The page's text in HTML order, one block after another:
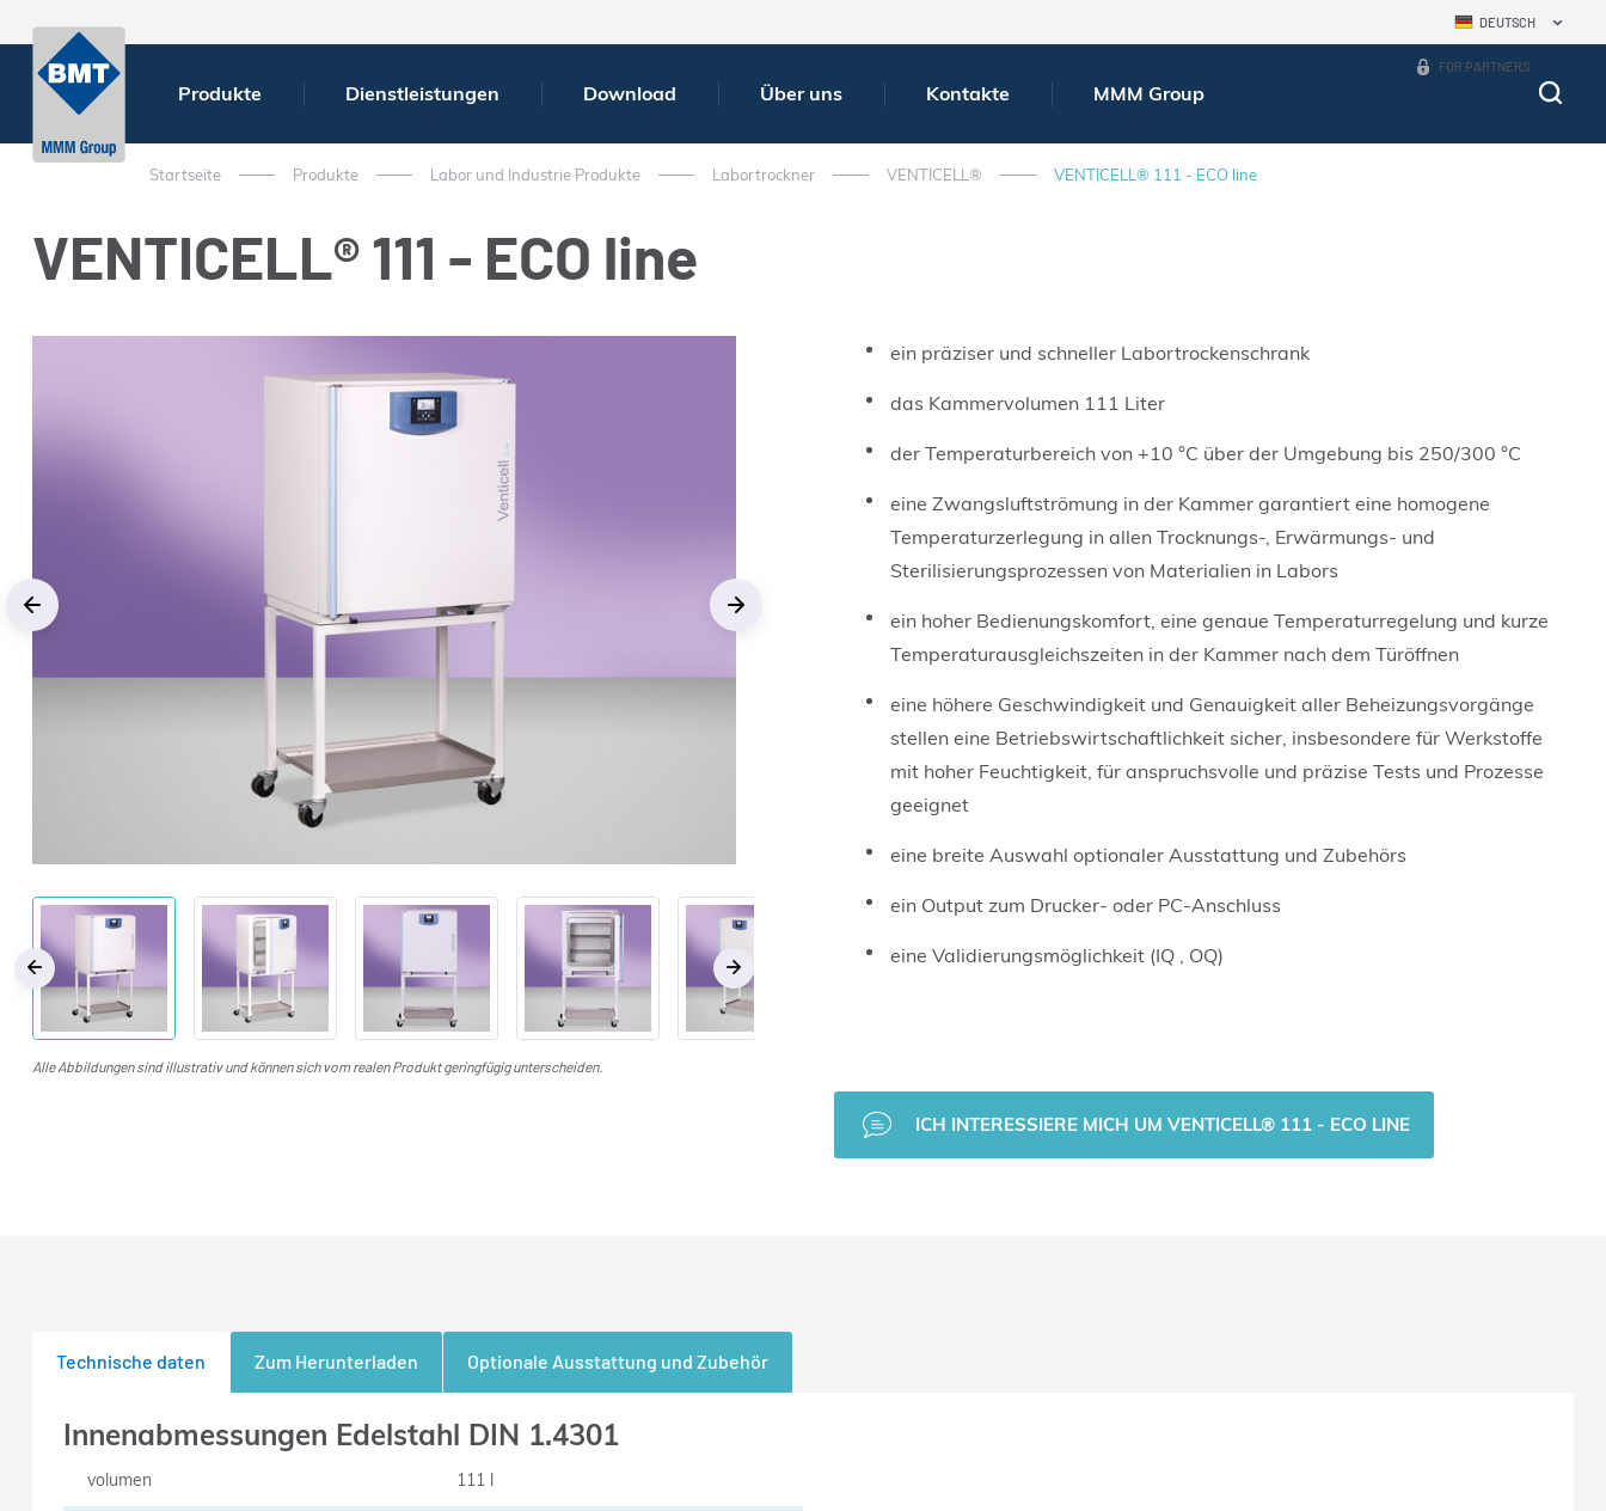
Produkte Dienstleistungen Download Über uns Kontakte MMM Group
DEUTSCH
FOR PARTNERS
Startseite Produkte Labor und Industrie Produkte Labortrockner VENTICELL® VENTICELL® 111 - ECO line
VENTICELL® 111 - ECO line
›
Alle Abbildungen sind illustrativ und können sich vom realen Produkt geringfügig unterscheiden.
ein präziser und schneller Labortrockenschrank
das Kammervolumen 111 Liter
der Temperaturbereich von +10 °C über der Umgebung bis 250/300 °C
eine Zwangsluftströmung in der Kammer garantiert eine homogene
Temperaturzerlegung in allen Trocknungs-, Erwärmungs- und
Sterilisierungsprozessen von Materialien in Labors
ein hoher Bedienungskomfort, eine genaue Temperaturregelung und kurze
Temperaturausgleichszeiten in der Kammer nach dem Türöffnen
eine höhere Geschwindigkeit und Genauigkeit aller Beheizungsvorgänge
stellen eine Betriebswirtschaftlichkeit sicher, insbesondere für Werkstoffe
mit hoher Feuchtigkeit, für anspruchsvolle und präzise Tests und Prozesse
geeignet
eine breite Auswahl optionaler Ausstattung und Zubehörs
ein Output zum Drucker- oder PC-Anschluss
eine Validierungsmöglichkeit (IQ , OQ)
ICH INTERESSIERE MICH UM VENTICELL® 111 - ECO LINE
Technische daten
Innenabmessungen Edelstahl DIN 1.4301
volumen 111 l
Zum Herunterladen Optionale Ausstattung und Zubehör